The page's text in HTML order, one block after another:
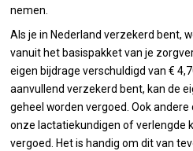
nemen.
Als je in Nederland verzekerd bent,
vanuit het basispakket van je
eigen bijdrage verschuldigd van €
aanvullend verzekerd bent, kan de
geheel worden vergoed. Ook
onze lactatiekundigen of verlengde
vergoed. Het is handig om dit van